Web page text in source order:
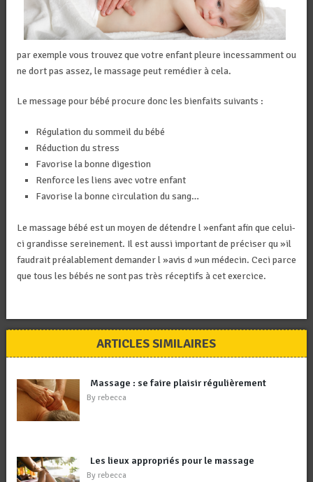
par exemple vous trouvez que votre enfant pleure incessamment ou
ne dort pas assez, le massage peut remédier à cela.
Le message pour bébé procure donc les bienfaits suivants :
Régulation du sommeil du bébé
Réduction du stress
Favorise la bonne digestion
Renforce les liens avec votre enfant
Favorise la bonne circulation du sang…
Le massage bébé est un moyen de détendre l »enfant afin que celui-
ci grandisse sereinement. Il est aussi important de préciser qu »il
faudrait préalablement demander l »avis d »un médecin. Ceci parce
que tous les bébés ne sont pas très réceptifs à cet exercice.
ARTICLES SIMILAIRES
Massage : se faire plaisir régulièrement
By rebecca
Les lieux appropriés pour le massage
By rebecca